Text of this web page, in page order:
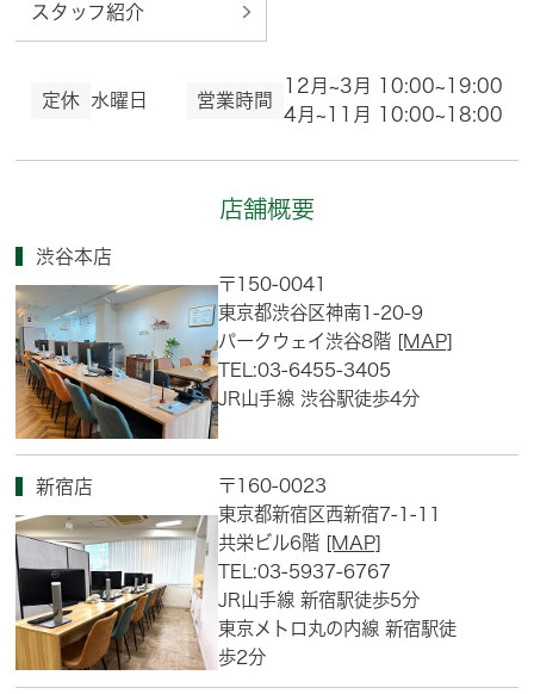
スタッフ紹介
定休 水曜日 営業時間
12月~3月 10:00~19:00
4月~11月 10:00~18:00
店舗概要
渋谷本店
〒150-0041
東京都渋谷区神南1-20-9
パークウェイ渋谷8階 [MAP]
TEL:03-6455-3405
JR山手線 渋谷駅徒歩4分
新宿店
〒160-0023
東京都新宿区西新宿7-1-11
共栄ビル6階 [MAP]
TEL:03-5937-6767
JR山手線 新宿駅徒歩5分
東京メトロ丸の内線 新宿駅徒
歩2分